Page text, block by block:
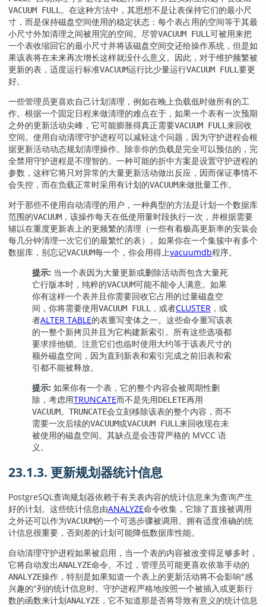
VACUUM FULL 。在这种方法中，其思想不是让表保持它们的最小尺
寸，而是保持磁盘空间使用的稳定状态：每个表占用的空间等于其最
小尺寸外加清理之间被用完的空间。尽管VACUUM FULL 可被用来把
一个表收缩回它的最小尺寸并将该磁盘空间交还给操作系统，但是如
果该表将在未来再次增长这样就没什么意义。因此，对于维护频繁被
更新的表，适度运行标准VACUUM运行比少量运行VACUUM FULL 要更
好。
一些管理员更喜欢自己计划清理，例如在晚上负载低时做所有的工
作。根据一个固定日程来做清理的难点在于，如果一个表有一次预期
之外的更新活动尖峰，它可能膨胀得真正需要VACUUM FULL 来回收
空间。使用自动清理守护进程可以减轻这个问题，因为守护进程会根
据更新活动动态规划清理操作。除非你的负载是完全可以预估的，完
全禁用守护进程是不理智的。一种可能的折中方案是设置守护进程的
参数，这样它将只对异常的大量更新活动做出反应，因而保证事情不
会失控，而在负载正常时采用有计划的VACUUM来做批量工作。
对于那些不使用自动清理的用户，一种典型的方法是计划一个数据库
范围的VACUUM ，该操作每天在低使用量时段执行一次，并根据需要
辅以在重度更新表上的更频繁的清理（一些有着极高更新率的安装会
每几分钟清理一次它们的最繁忙的表）。如果你在一个集簇中有多个
数据库，别忘记VACUUM每一个，你会用得上vacuumdb程序。
提示: 当一个表因为大量更新或删除活动而包含大量死
亡行版本时，纯粹的VACUUM可能不能令人满意。如果
你有这样一个表并且你需要回收它占用的过量磁盘空
间，你将需要使用VACUUM FULL ，或者CLUSTER ，或
者ALTER TABLE的表重写变体之一。这些命令重写该表
的一整个新拷贝并且为它构建新索引。所有这些选项都
要求排他锁。注意它们也临时使用大约等于该表尺寸的
额外磁盘空间，因为直到新表和索引完成之前旧表和索
引都不能被释放。
提示: 如果你有一个表，它的整个内容会被周期性删
除，考虑用TRUNCATE而不是先用DELETE再用
VACUUM。 TRUNCATE会立刻移除该表的整个内容，而不
需要一次后续的VACUUM或VACUUM FULL 来回收现在未
被使用的磁盘空间。其缺点是会违背严格的 MVCC 语
义。
23.1.3. 更新规划器统计信息
PostgreSQL查询规划器依赖于有关表内容的统计信息来为查询产生
好的计划。这些统计信息由ANALYZE命令收集，它除了直接被调用
之外还可以作为VACUUM的一个可选步骤被调用。拥有适度准确的统
计信息很重要，否则差的计划可能降低数据库性能。
自动清理守护进程如果被启用，当一个表的内容被改变得足够多时，
它将自动发出ANALYZE命令。不过，管理员可能更喜欢依靠手动的
ANALYZE操作，特别是如果知道一个表上的更新活动将不会影响"感
兴趣的"列的统计信息时。守护进程严格地按照一个被插入或更新行
数的函数来计划ANALYZE ，它不知道那是否将导致有意义的统计信息